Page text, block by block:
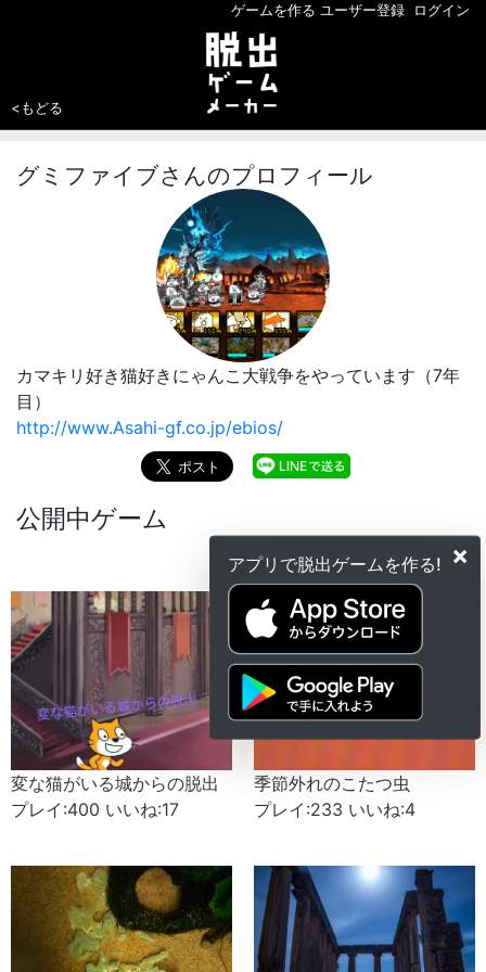
×
アプリで脱出ゲームを作る!
ゲームを作る ユーザー登録 ログイン
<もどる
グミファイブさんのプロフィール
カマキリ好き猫好きにゃんこ大戦争をやっています（7年
目）
http://www.Asahi-gf.co.jp/ebios/
公開中ゲーム
もっと見る>
変な猫がいる城からの脱出
プレイ:400 いいね:17
季節外れのこたつ虫
プレイ:233 いいね:4